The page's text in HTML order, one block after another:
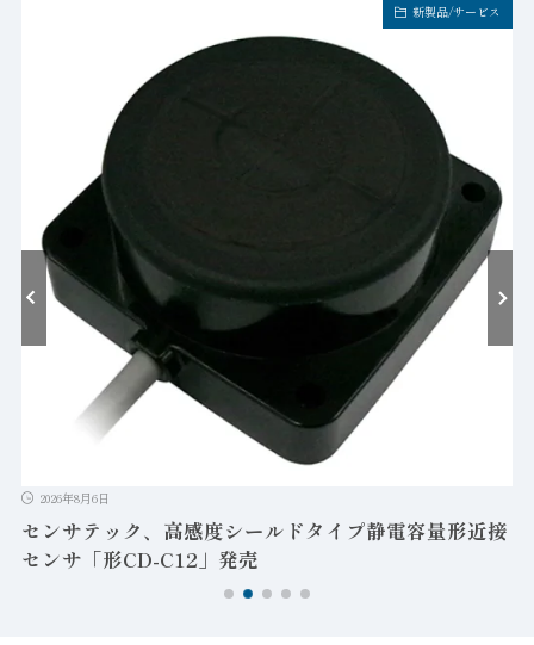
新製品/サービス
2026年8月6日
センサテック、高感度シールドタイプ静電容量形近接
センサ「形CD-C12」発売